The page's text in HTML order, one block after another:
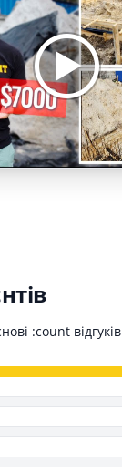
:count відгуків